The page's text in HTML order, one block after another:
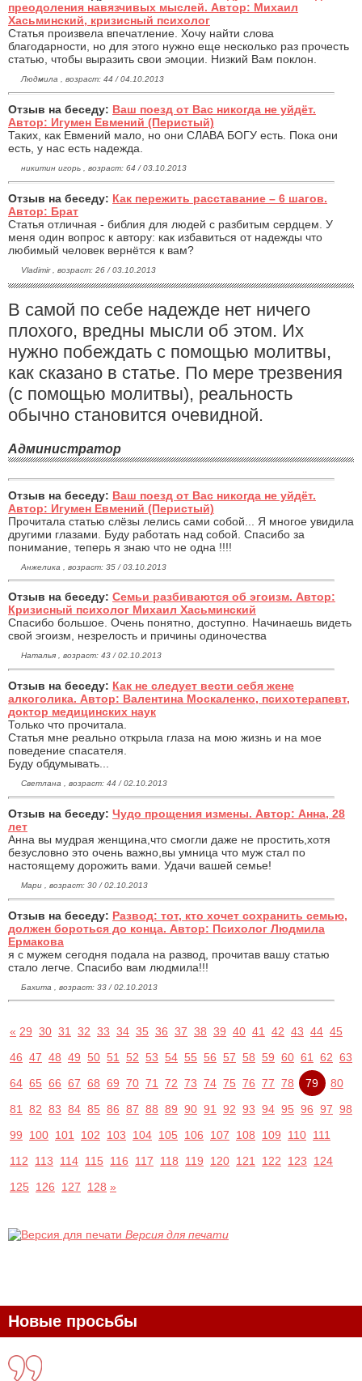
преодоления навязчивых мыслей. Автор: Михаил
Хасьминский, кризисный психолог
Статья произвела впечатление. Хочу найти слова
благодарности, но для этого нужно еще несколько раз прочесть
статью, чтобы выразить свои эмоции. Низкий Вам поклон.
Людмила , возраст: 44 / 04.10.2013
Отзыв на беседу: Ваш поезд от Вас никогда не уйдёт.
Автор: Игумен Евмений (Перистый)
Таких, как Евмений мало, но они СЛАВА БОГУ есть. Пока они
есть, у нас есть надежда.
никитин игорь , возраст: 64 / 03.10.2013
Отзыв на беседу: Как пережить расставание – 6 шагов.
Автор: Брат
Статья отличная - библия для людей с разбитым сердцем. У
меня один вопрос к автору: как избавиться от надежды что
любимый человек вернётся к вам?
Vladimir , возраст: 26 / 03.10.2013
В самой по себе надежде нет ничего
плохого, вредны мысли об этом. Их
нужно побеждать с помощью молитвы,
как сказано в статье. По мере трезвения
(с помощью молитвы), реальность
обычно становится очевидной.
Администратор
Отзыв на беседу: Ваш поезд от Вас никогда не уйдёт.
Автор: Игумен Евмений (Перистый)
Прочитала статью слёзы лелись сами собой... Я многое увидила
другими глазами. Буду работать над собой. Спасибо за
понимание, теперь я знаю что не одна !!!!
Анжелика , возраст: 35 / 03.10.2013
Отзыв на беседу: Семьи разбиваются об эгоизм. Автор:
Кризисный психолог Михаил Хасьминский
Спасибо большое. Очень понятно, доступно. Начинаешь видеть
свой эгоизм, незрелость и причины одиночества
Наталья , возраст: 43 / 02.10.2013
Отзыв на беседу: Как не следует вести себя жене
алкоголика. Автор: Валентина Москаленко, психотерапевт,
доктор медицинских наук
Только что прочитала.
Статья мне реально открыла глаза на мою жизнь и на мое
поведение спасателя.
Буду обдумывать...
Светлана , возраст: 44 / 02.10.2013
Отзыв на беседу: Чудо прощения измены. Автор: Анна, 28
лет
Анна вы мудрая женщина,что смогли даже не простить,хотя
безусловно это очень важно,вы умница что муж стал по
настоящему дорожить вами. Удачи вашей семье!
Мари , возраст: 30 / 02.10.2013
Отзыв на беседу: Развод: тот, кто хочет сохранить семью,
должен бороться до конца. Автор: Психолог Людмила
Ермакова
я с мужем сегодня подала на развод, прочитав вашу статью
стало легче. Спасибо вам людмила!!!
Бахита , возраст: 33 / 02.10.2013
« 29 30 31 32 33 34 35 36 37 38 39 40 41 42 43 44 45
46 47 48 49 50 51 52 53 54 55 56 57 58 59 60 61 62 63
64 65 66 67 68 69 70 71 72 73 74 75 76 77 78 79
80
81 82 83 84 85 86 87 88 89 90 91 92 93 94 95 96 97 98
99
100 101 102 103 104 105 106 107 108 109 110 111
112
113 114 115 116 117 118 119 120 121 122 123
124
125
126 127 128 »
Версия для печати
Новые просьбы